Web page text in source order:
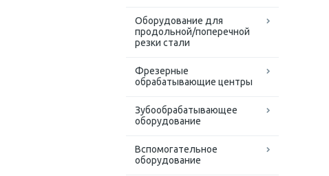
Оборудование для
продольной/поперечной
резки стали
Фрезерные
обрабатывающие центры
Зубообрабатывающее
оборудование
Вспомогательное
оборудование